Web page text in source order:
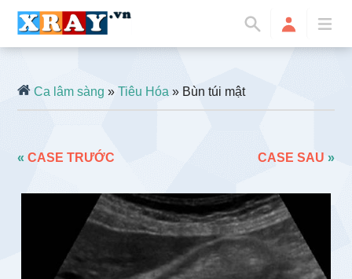
Ca lâm sàng »Tiêu Hóa » Bùn túi mật
«CASE TRƯỚC CASE SAU »